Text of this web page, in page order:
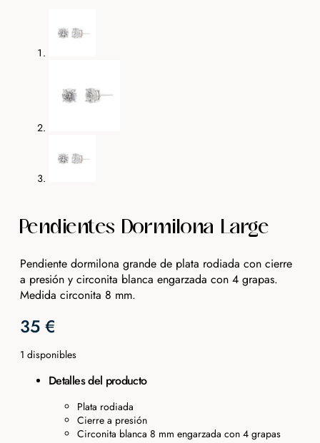
Pendientes Dormilona Large
Pendiente dormilona grande de plata rodiada con cierre
a presión y circonita blanca engarzada con 4 grapas.
Medida circonita 8 mm.
35 €
1 disponibles
Detalles del producto
Plata rodiada
Cierre a presión
Circonita blanca 8 mm engarzada con 4 grapas